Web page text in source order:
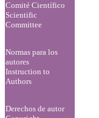
Comité Científico
Scientific
Committee
Normas para los
autores
Instruction to
Authors
Derechos de autor